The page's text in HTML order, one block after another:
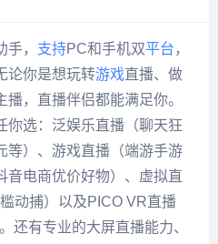
， 支持PC和手机双平台 ，
论你是想玩转游戏直播、做
，直播伴侣都能满足你。
你选：泛娱乐直播（聊天狂
等）、游戏直播（端游手游
音电商优价好物）、虚拟直
动捕）以及PICO VR直播
还有专业的大屏直播能力、